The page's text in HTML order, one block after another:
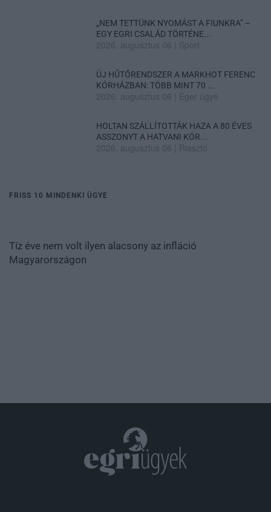
„NEM TETTÜNK NYOMÁST A FIUNKRA” –
EGY EGRI CSALÁD TÖRTÉNE...
2026. augusztus 06 Sport
ÚJ HŰTŐRENDSZER A MARKHOT FERENC
KÓRHÁZBAN: TÖBB MINT 70 ...
2026. augusztus 06 Eger ügye
HOLTAN SZÁLLÍTOTTÁK HAZA A 80 ÉVES
ASSZONYT A HATVANI KÓR...
2026. augusztus 06 Riasztó
FRISS 10 MINDENKI ÜGYE
Tíz éve nem volt ilyen alacsony az infláció
Magyarországon